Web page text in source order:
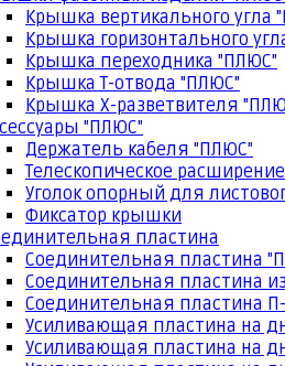
Крышка вертикального угла
Крышка горизонтального
Крышка переходника "ПЛЮС"
Крышка Т-отвода "ПЛЮС"
Крышка Х-разветвителя
"ПЛЮС"
Держатель кабеля "ПЛЮС"
Телескопическое
Уголок опорный для
Фиксатор крышки
пластина
Соединительная пластина
Соединительная пластина
Соединительная пластина
Усиливающая пластина на
Усиливающая пластина на